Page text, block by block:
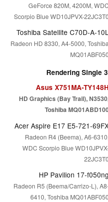
GeForce 820M, 4200M, WDC
Scorpio Blue WD10JPVX-
Toshiba Satellite C70D-A-
Radeon HD 8330, A4-5000, Toshiba
Rendering Single
Asus X751MA-TY148H
HD Graphics (Bay Trail),
Toshiba
Acer Aspire E17 E5-721-
Radeon R4 (Beema), A6-6310,
WDC Scorpio Blue
HP Pavilion 17-f050ng
Radeon R5 (Beema/Carrizo-L),
6410, Toshiba